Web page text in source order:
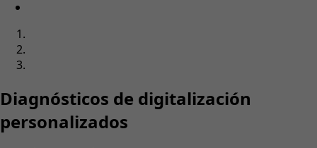
Diagnósticos de digitalización
personalizados